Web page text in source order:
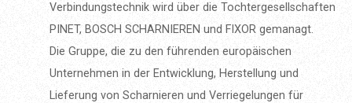
Verbindungstechnik wird über die Tochtergesellschaften
PINET, BOSCH SCHARNIEREN und FIXOR gemanagt.
Die Gruppe, die zu den führenden europäischen
Unternehmen in der Entwicklung, Herstellung und
Lieferung von Scharnieren und Verriegelungen für